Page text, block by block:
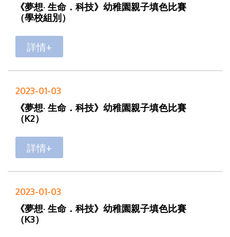
《夢想· 生命．科技》幼稚園親子填色比賽
（學校組別）
詳情+
2023-01-03
《夢想· 生命．科技》幼稚園親子填色比賽
（K2）
詳情+
2023-01-03
《夢想· 生命．科技》幼稚園親子填色比賽
（K3）